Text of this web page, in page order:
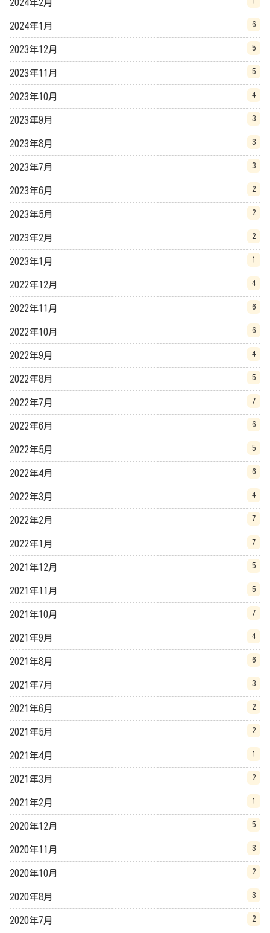
2024年2月
2024年1月 6
2023年12月 5
2023年11月 5
2023年10月 4
2023年9月 3
2023年8月 3
2023年7月 3
2023年6月 2
2023年5月 2
2023年2月 2
2023年1月 1
2022年12月 4
2022年11月 6
2022年10月 6
2022年9月 4
2022年8月 5
2022年7月 7
2022年6月 6
2022年5月 5
2022年4月 6
2022年3月 4
2022年2月 7
2022年1月 7
2021年12月 5
2021年11月 5
2021年10月 7
2021年9月 4
2021年8月 6
2021年7月 3
2021年6月 2
2021年5月 2
2021年4月 1
2021年3月 2
2021年2月 1
2020年12月 5
2020年11月 3
2020年10月 2
2020年8月 3
2020年7月 2